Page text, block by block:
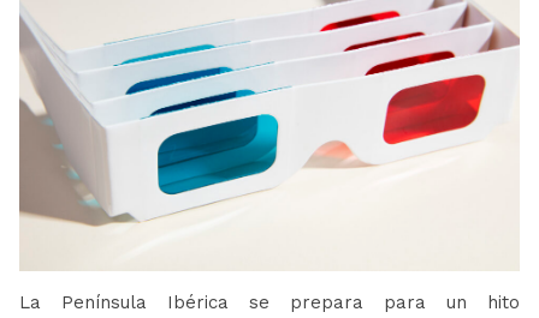
La Península Ibérica se prepara para un hito